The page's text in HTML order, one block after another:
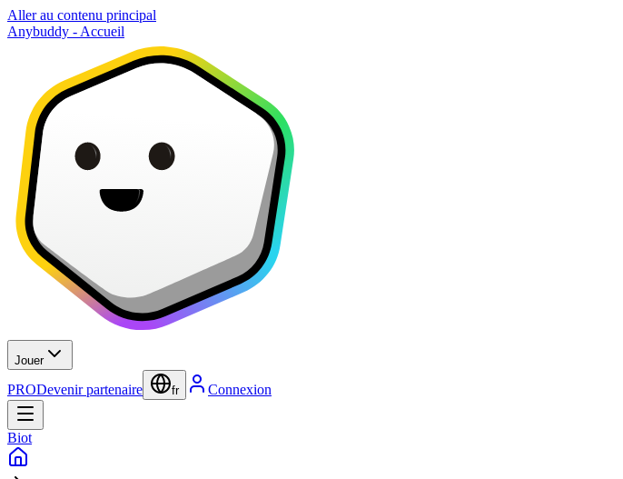
Aller au contenu principal
Anybuddy - Accueil
Jouer
PRODevenir partenaire fr Connexion
Biot